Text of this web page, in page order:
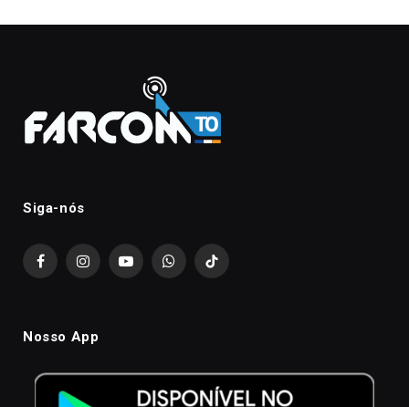
Siga-nós
FacebookInstagramYouTubeWhatsAppTikTok
Nosso App